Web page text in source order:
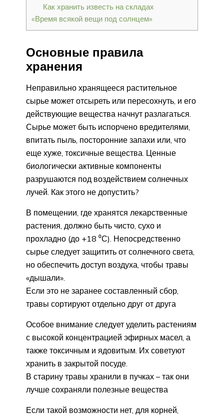
Как хранить известь на складах
«Время всякой вещи под солнцем»
Основные правила
хранения
Неправильно хранящееся растительное
сырье может отсыреть или пересохнуть, и его
действующие вещества начнут разлагаться.
Сырье может быть испорчено вредителями,
впитать пыль, посторонние запахи или, что
еще хуже, токсичные вещества. Ценные
биологически активные компоненты
разрушаются под воздействием солнечных
лучей. Как этого не допустить?
В помещении, где хранятся лекарственные
растения, должно быть чисто, сухо и
прохладно (до +18 ⁰С). Непосредственно
сырье следует защитить от солнечного света,
но обеспечить доступ воздуха, чтобы травы
«дышали».
Если это не заранее составленный сбор,
травы сортируют отдельно друг от друга
Особое внимание следует уделить растениям
с высокой концентрацией эфирных масел, а
также токсичным и ядовитым. Их советуют
хранить в закрытой посуде.
В старину травы хранили в пучках – так они
лучше сохраняли полезные вещества
Если такой возможности нет, для корней,